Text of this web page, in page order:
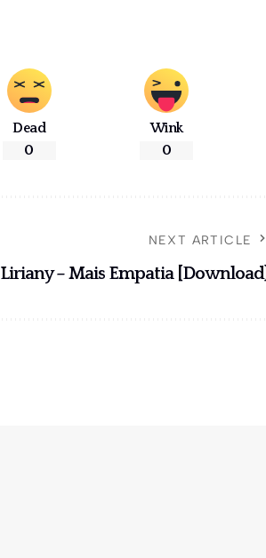
Dead
0
Wink
0
NEXT ARTICLE
Liriany – Mais Empatia [Download]